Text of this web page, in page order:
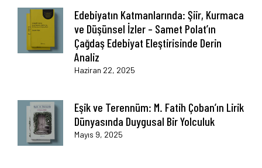
Edebiyatın Katmanlarında: Şiir, Kurmaca
ve Düşünsel İzler – Samet Polat’ın
Çağdaş Edebiyat Eleştirisinde Derin
Analiz
Haziran 22, 2025
Eşik ve Terennüm: M. Fatih Çoban’ın Lirik
Dünyasında Duygusal Bir Yolculuk
Mayıs 9, 2025